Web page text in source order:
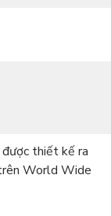
thiết kế ra
World Wide